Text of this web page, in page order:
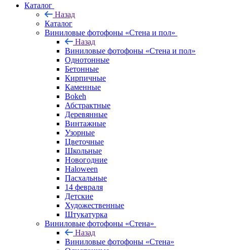
Каталог
Назад
Каталог
Виниловые фотофоны «Стена и пол»
Назад
Виниловые фотофоны «Стена и пол»
Однотонные
Бетонные
Кирпичные
Каменные
Bokeh
Абстрактные
Деревянные
Винтажные
Узорные
Цветочные
Школьные
Новогодние
Haloween
Пасхальные
14 февраля
Детские
Художественные
Штукатурка
Виниловые фотофоны «Стена»
Назад
Виниловые фотофоны «Стена»